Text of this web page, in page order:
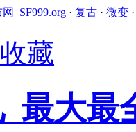
_SF999.org · 复古 · 微变
藏